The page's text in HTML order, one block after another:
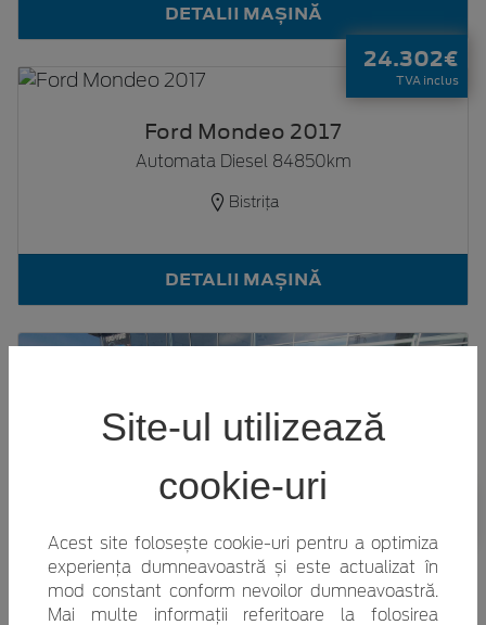
DETALII MAȘINĂ
24.302€
TVA inclus
Ford Mondeo 2017
Automata Diesel 84850km
Bistrița
DETALII MAȘINĂ
Ford Focus 2019
Manuala Benzina 86100km
Site-ul utilizează
cookie-uri
Acest site folosește cookie-uri pentru a optimiza
experiența dumneavoastră și este actualizat în
mod constant conform nevoilor dumneavoastră.
Mai multe informații referitoare la folosirea